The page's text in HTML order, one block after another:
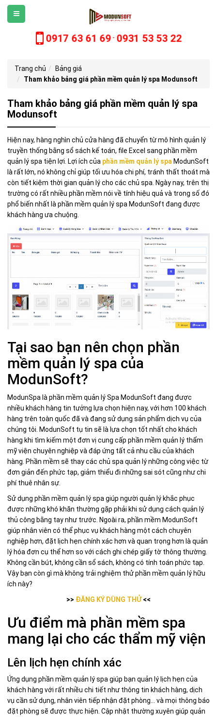
0917 63 61 69 - 0931 53 53 22
Trang chủ
Bảng giá
Tham khảo bảng giá phần mềm quản lý spa Modunsoft
Tham khảo bảng giá phần mềm quản lý spa
Modunsoft
Hiện nay, hàng nghìn chủ cửa hàng đã chuyển từ mô hình quản lý
truyền thống bằng sổ sách kế toán, file Excel sang phần mềm
quản lý spa tiện lợi. Lợi ích của phần mềm quản lý spa ModunSoft
là rất lớn, nó không chỉ giúp tối ưu hóa chi phí, tránh thất thoát mà
còn tiết kiệm thời gian quản lý cho các chủ spa. Ngày nay, trên thị
trường có rất nhiều phần mềm nói về tính hiệu quả và trong số đó
phổ biến nhất là phần mềm quản lý spa ModunSoft đang được
khách hàng ưa chuộng.
Tại sao bạn nên chọn phần
mềm quản lý spa của
ModunSoft?
ModunSpa là phần mềm quản lý Spa ModunSoft đang được
nhiều khách hàng tin tưởng lựa chọn hiện nay, với hơn 100 khách
hàng trên toàn quốc đã và đang sử dụng sản phẩm dịch vụ của
chúng tôi. ModunSoft tụ tin sẽ là lựa chọn tốt nhất cho khách
hàng khi tìm kiếm một đơn vị cung cấp phần mềm quản lý thẩm
mỹ viện chuyên nghiệp và đáp ứng tất cả nhu cầu của khách
hàng. Phần mềm sẽ thay các chủ spa quản lý những công việc từ
đơn giản đến phức tạp, giảm thiểu đi những sai sót cũng như chi
phí thuê nhân sự.
Sử dụng phần mềm quản lý spa giúp người quản lý khắc phục
được những khó khăn thường gặp phải khi sử dụng cách quản lý
thủ công bằng tay như trước. Ngoài ra, phần mềm ModunSoft
giúp nhân viên có thể phục vụ khách hàng một cách chuyên
nghiệp hơn, đặt lịch hẹn chính xác hơn và quan trọng hơn là quản
lý hóa đơn cụ thể hơn so với cách ghi chép giấy tờ thông thường.
Không cần bút, không cần sổ sách, không có tính toán phức tạp.
Vậy bạn còn gì mà không trải nghiệm thử phần mềm quản lý hữu
ích này?
>> ĐĂNG KÝ DÙNG THỬ<<
Ưu điểm mà phần mềm spa
mang lại cho các thẩm mỹ viện
Lên lịch hẹn chính xác
Ứng dụng phần mềm quản lý spa giúp bạn quản lý lịch hẹn của
khách hàng với rất nhiều chi tiết như thông tin khách hàng, dịch
vụ cần sử dụng, nhân viên tiếp nhận đặt phòng… và mọi thông báo
đặt phòng sẽ được thực hiện. Cập nhật thường xuyên giúp quản